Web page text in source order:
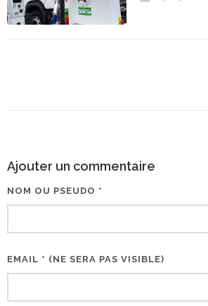
Ajouter un commentaire
NOM OU PSEUDO *
EMAIL * (NE SERA PAS VISIBLE)